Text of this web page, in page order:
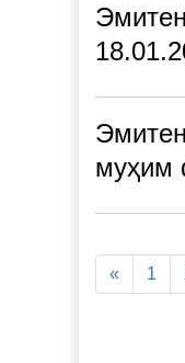
муҳим
« 1